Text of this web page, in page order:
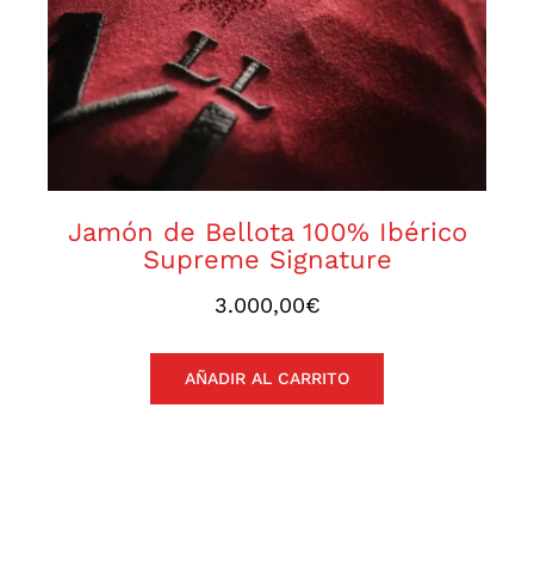
Jamón de Bellota 100% Ibérico
Supreme Signature
3.000,00€
AÑADIR AL CARRITO